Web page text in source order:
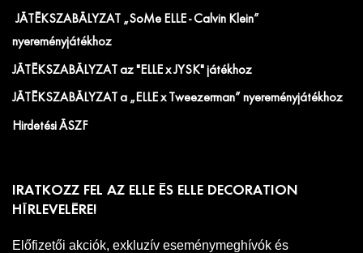
JÁTÉKSZABÁLYZAT „SoMe ELLE - Calvin Klein”
nyereményjátékhoz
JÁTÉKSZABÁLYZAT az "ELLE x JYSK" játékhoz
JÁTÉKSZABÁLYZAT a „ELLE x Tweezerman” nyereményjátékhoz
Hirdetési ÁSZF
IRATKOZZ FEL AZ ELLE ÉS ELLE DECORATION
HÍRLEVELÉRE!
Előfizetői akciók, exkluzív eseménymeghívók és